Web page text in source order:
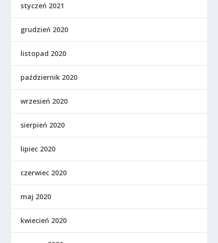
styczeń 2021
grudzień 2020
listopad 2020
październik 2020
wrzesień 2020
sierpień 2020
lipiec 2020
czerwiec 2020
maj 2020
kwiecień 2020